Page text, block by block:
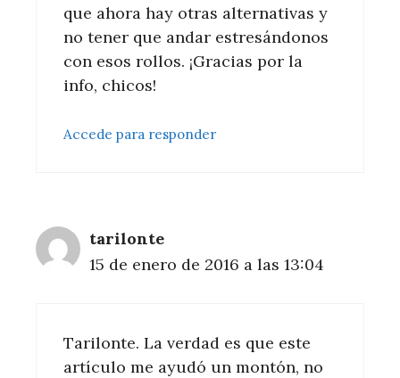
que ahora hay otras alternativas y
no tener que andar estresándonos
con esos rollos. ¡Gracias por la
info, chicos!
Accede para responder
tarilonte
15 de enero de 2016 a las 13:04
Tarilonte. La verdad es que este
artículo me ayudó un montón, no